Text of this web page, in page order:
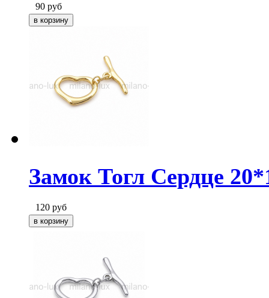
90 руб
Замок Тогл Сердце
120 руб